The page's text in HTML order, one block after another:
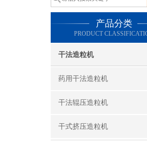
产品分类
PRODUCT
干法造粒机
药用干法造粒机
干法辊压造粒机
干式挤压造粒机